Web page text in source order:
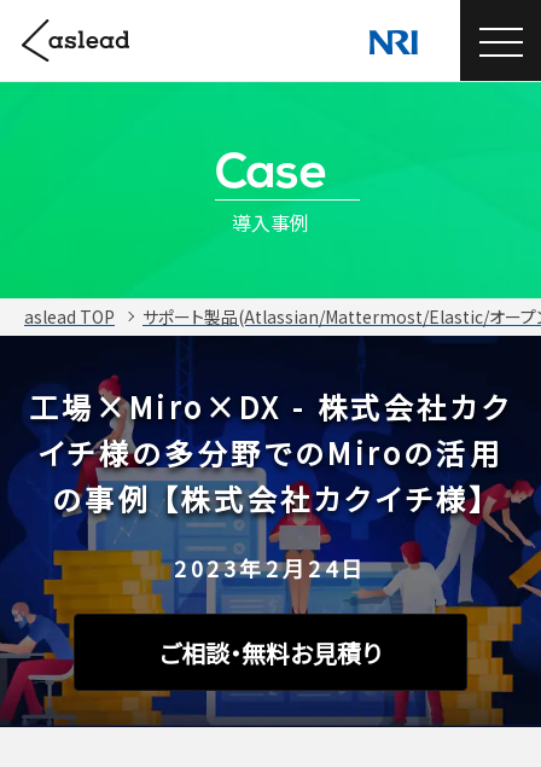
Case
導入事例
aslead TOP サポート製品(Atlassian/Mattermost/Elastic/オープ
工場×Miro×DX - 株式会社カク
イチ様の多分野でのMiroの活用
の事例 【株式会社カクイチ様】
2023年2月24日
ご相談・無料お見積り